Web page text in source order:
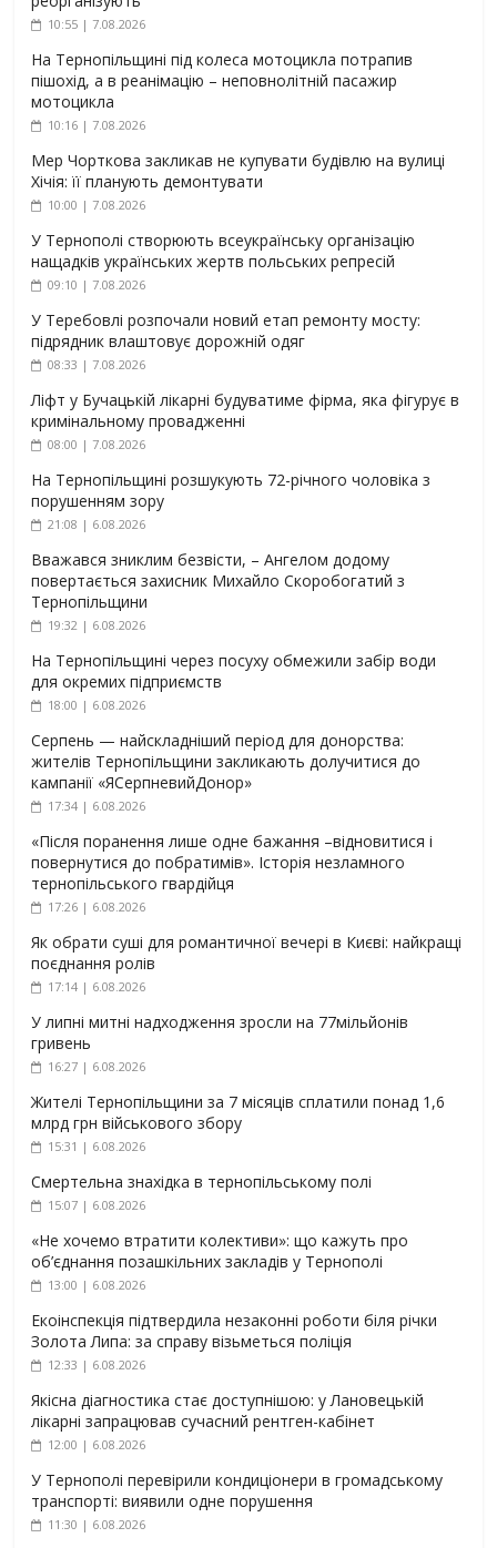
10:55 | 7.08.2026
На Тернопільщині під колеса мотоцикла потрапив
пішохід, а в реанімацію – неповнолітній пасажир
мотоцикла
10:16 | 7.08.2026
Мер Чорткова закликав не купувати будівлю на вулиці
Хічія: її планують демонтувати
10:00 | 7.08.2026
У Тернополі створюють всеукраїнську організацію
нащадків українських жертв польських репресій
09:10 | 7.08.2026
У Теребовлі розпочали новий етап ремонту мосту:
підрядник влаштовує дорожній одяг
08:33 | 7.08.2026
Ліфт у Бучацькій лікарні будуватиме фірма, яка фігурує в
кримінальному провадженні
08:00 | 7.08.2026
На Тернопільщині розшукують 72-річного чоловіка з
порушенням зору
21:08 | 6.08.2026
Вважався зниклим безвісти, – Ангелом додому
повертається захисник Михайло Скоробогатий з
Тернопільщини
19:32 | 6.08.2026
На Тернопільщині через посуху обмежили забір води
для окремих підприємств
18:00 | 6.08.2026
Серпень — найскладніший період для донорства:
жителів Тернопільщини закликають долучитися до
кампанії «ЯСерпневийДонор»
17:34 | 6.08.2026
«Після поранення лише одне бажання –відновитися і
повернутися до побратимів». Історія незламного
тернопільського гвардійця
17:26 | 6.08.2026
Як обрати суші для романтичної вечері в Києві: найкращі
поєднання ролів
17:14 | 6.08.2026
У липні митні надходження зросли на 77мільйонів
гривень
16:27 | 6.08.2026
Жителі Тернопільщини за 7 місяців сплатили понад 1,6
млрд грн військового збору
15:31 | 6.08.2026
Смертельна знахідка в тернопільському полі
15:07 | 6.08.2026
«Не хочемо втратити колективи»: що кажуть про
об’єднання позашкільних закладів у Тернополі
13:00 | 6.08.2026
Екоінспекція підтвердила незаконні роботи біля річки
Золота Липа: за справу візьметься поліція
12:33 | 6.08.2026
Якісна діагностика стає доступнішою: у Лановецькій
лікарні запрацював сучасний рентген-кабінет
12:00 | 6.08.2026
У Тернополі перевірили кондиціонери в громадському
транспорті: виявили одне порушення
11:30 | 6.08.2026